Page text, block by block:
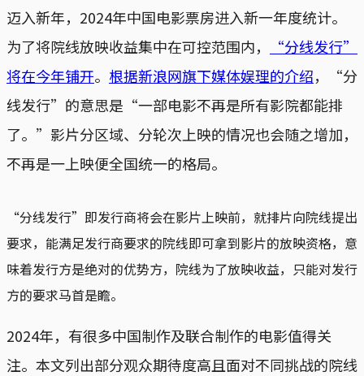
迈入新年，2024年中国电影票房进入新一年度统计。
为了将院线放映收益集中在可控范围内，
“分线发行”
将在今年铺开。 根据新浪网旗下媒体娱理的介绍，“分
线发行”的意思是“一部电影不再是所有影院都能排
了。”影片分区域、分轮次上映的情况也会随之增加，
不再是一上映便全国统一的格局。
“分线发行”即发行商将会在影片上映前，就排片向院线提出
要求，能满足发行商要求的院线即可拿到影片的放映资格，意
味着发行方是绝对的优势方，院线为了放映收益，只能对发行
方的要求马首是瞻。
2024年，有很多中国制作及联合制作的电影值得关
注。本文列出部分观众期待度高且面对不同挑战的院线